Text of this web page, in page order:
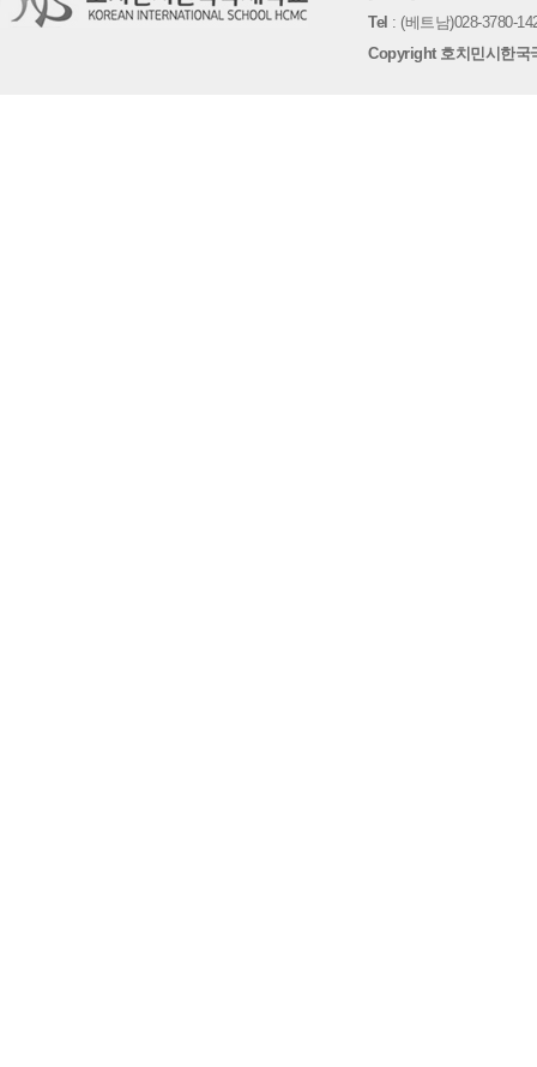
Tel : (베트남)028-3780-
Copyright 호치민시한국